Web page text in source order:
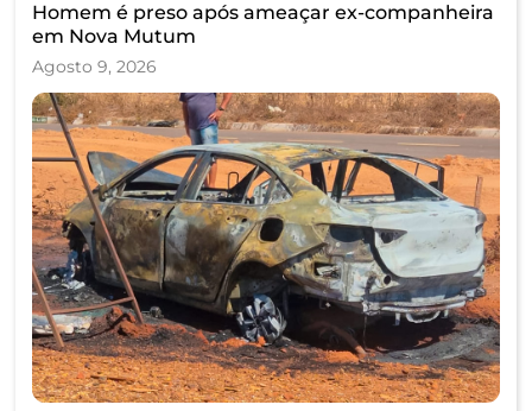
Homem é preso após ameaçar ex-companheira
em Nova Mutum
Agosto 9, 2026